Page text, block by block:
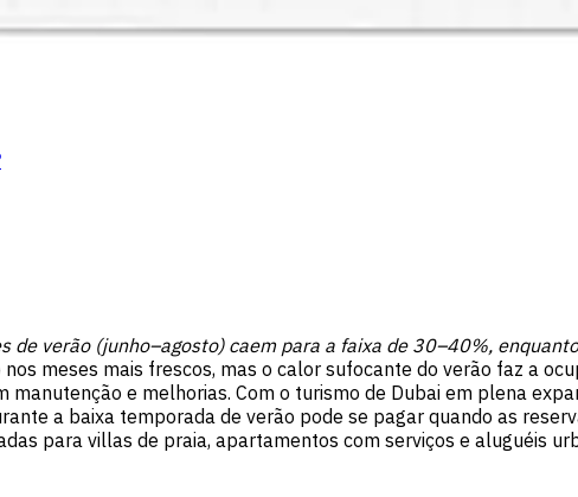
verão (junho–agosto) caem para a faixa de 30–40%,
meses mais frescos, mas o calor sufocante do verão faz a
e melhorias. Com o turismo de Dubai em plena
a baixa temporada de verão pode se pagar quando as
para villas de praia, apartamentos com serviços e aluguéis